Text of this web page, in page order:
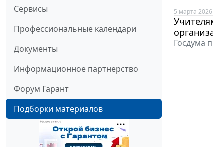
Сервисы
Профессиональные календари
Документы
Информационное партнерство
Форум Гарант
Подборки материалов
5 марта 2026
Госдума